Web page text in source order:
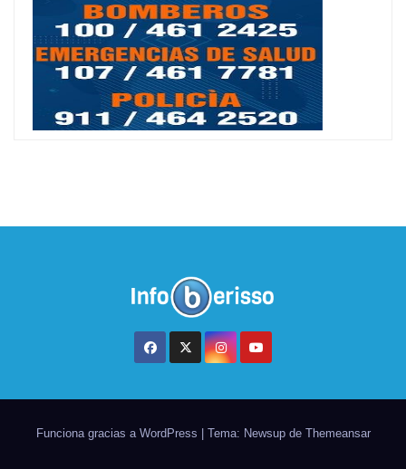
Funciona gracias a WordPress Tema: Newsup de Themeansar